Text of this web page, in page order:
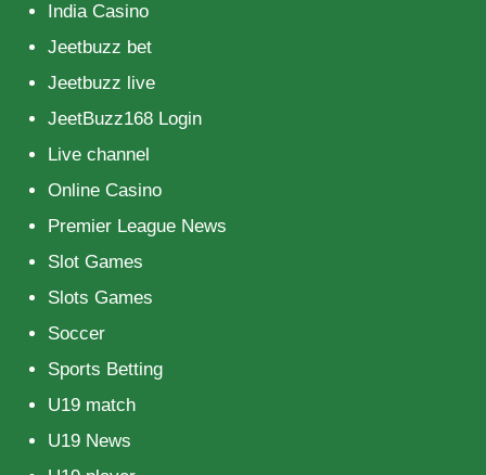
India Casino
Jeetbuzz bet
Jeetbuzz live
JeetBuzz168 Login
Live channel
Online Casino
Premier League News
Slot Games
Slots Games
Soccer
Sports Betting
U19 match
U19 News